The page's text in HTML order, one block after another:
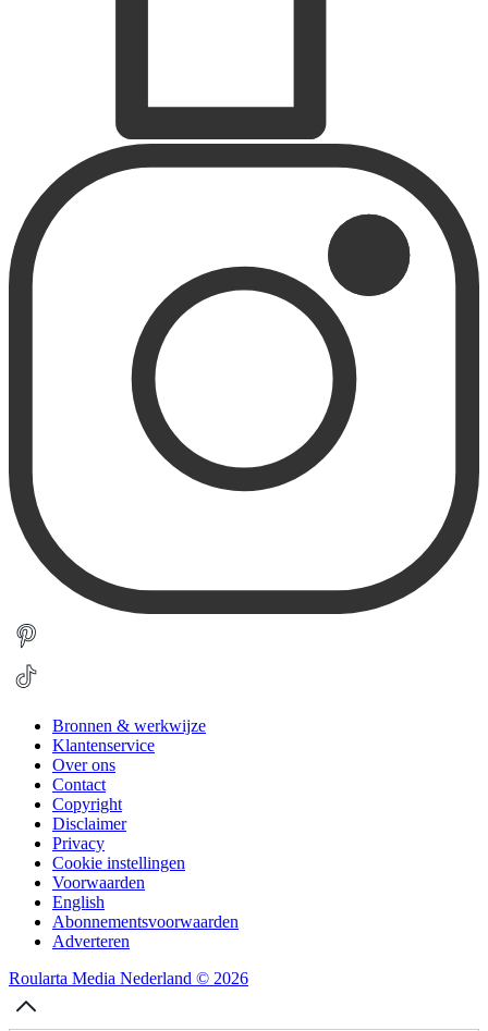
Bronnen & werkwijze
Klantenservice
Over ons
Contact
Copyright
Disclaimer
Privacy
Cookie instellingen
Voorwaarden
English
Abonnementsvoorwaarden
Adverteren
Roularta Media Nederland © 2026